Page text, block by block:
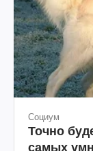
Социум
Точно
самых